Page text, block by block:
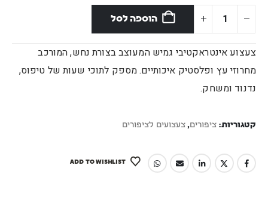
הוספה לסל
צעצוע אינטראקטיבי גמיש המעוצב בצורת נחש, המורכב
מחרוזי עץ ופלסטיק איכותיים. מספק לתוכי שעות של טיפוס,
נדנוד ומשחק.
קטגוריות: ציפורים, צעצועים לציפורים
ADD TO WISHLIST